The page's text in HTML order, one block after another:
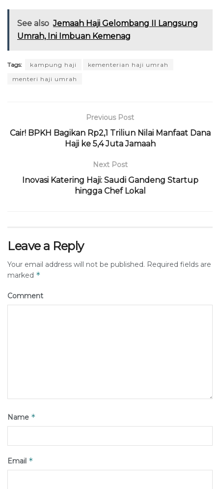
See also Jemaah Haji Gelombang II Langsung
Umrah, Ini Imbuan Kemenag
Tags: kampung haji
kementerian haji umrah
menteri haji umrah
Previous Post
Cair! BPKH Bagikan Rp2,1 Triliun Nilai Manfaat Dana
Haji ke 5,4 Juta Jamaah
Next Post
Inovasi Katering Haji: Saudi Gandeng Startup
hingga Chef Lokal
Leave a Reply
Your email address will not be published. Required fields are
marked *
Comment
Name *
Email *